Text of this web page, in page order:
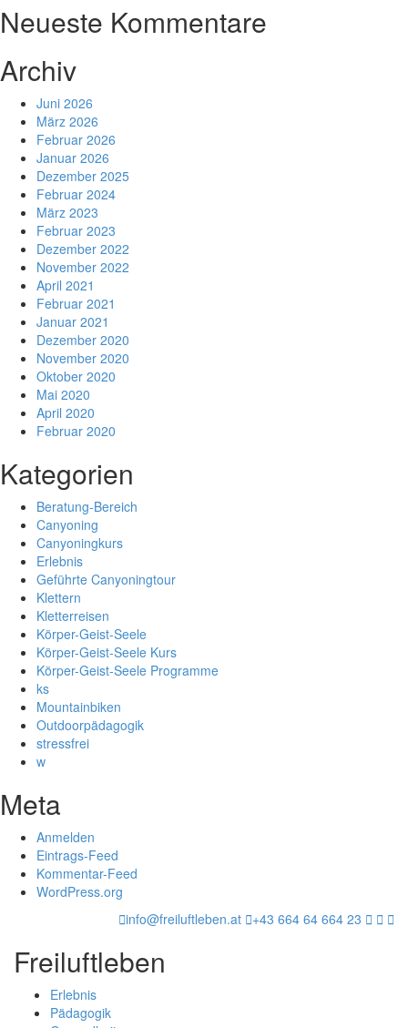
Neueste Kommentare
Archiv
Juni 2026
März 2026
Februar 2026
Januar 2026
Dezember 2025
Februar 2024
März 2023
Februar 2023
Dezember 2022
November 2022
April 2021
Februar 2021
Januar 2021
Dezember 2020
November 2020
Oktober 2020
Mai 2020
April 2020
Februar 2020
Kategorien
Beratung-Bereich
Canyoning
Canyoningkurs
Erlebnis
Geführte Canyoningtour
Klettern
Kletterreisen
Körper-Geist-Seele
Körper-Geist-Seele Kurs
Körper-Geist-Seele Programme
ks
Mountainbiken
Outdoorpädagogik
stressfrei
w
Meta
Anmelden
Eintrags-Feed
Kommentar-Feed
WordPress.org
info@freiluftleben.at
+43 664 64 664 23
Freiluftleben
Erlebnis
Pädagogik